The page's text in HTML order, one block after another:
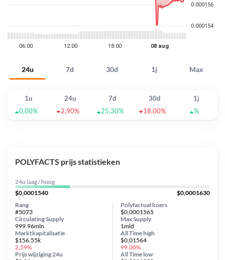
24u 7d 30d 1j Max
1u 24u 7d 30d
1j
0,00%
2,90% 25,30% 18,00% %
POLYFACTS prijs statistieken
24u laag / hoog
$0,0001540
$0,0001630
Polyfactual koers
$0,0001565
Circulating Supply
999.96mln
Prijs wijziging 24u
Max Supply
1mld
Marktkapitalisatie
$156.55k
2,59%
Rang
#5073
All Timehigh
$0,01564
99,00%
All Time low